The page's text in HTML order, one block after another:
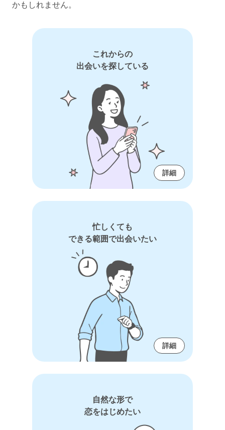
かもしれません。
これからの
出会いを探している
詳細
忙しくても
できる範囲で出会いたい
詳細
自然な形で
恋をはじめたい